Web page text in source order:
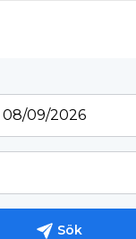
Sök